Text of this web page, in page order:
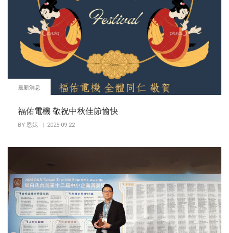
最新消息
福佑電機 敬祝中秋佳節愉快
BY 恩妮 | 2025-09-22